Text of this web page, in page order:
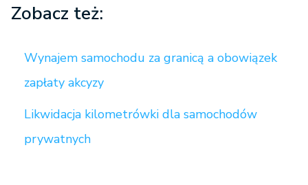
Zobacz też:
Wynajem samochodu za granicą a obowiązek
zapłaty akcyzy
Likwidacja kilometrówki dla samochodów
prywatnych